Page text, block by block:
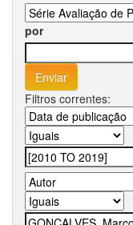
por
Filtros correntes: